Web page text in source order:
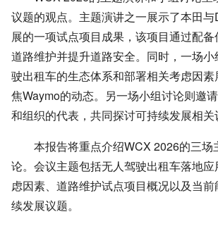
议题的观点。主题演讲之一展示了本田
展的一项试点项目成果，该项目通过配
道路维护并提升道路安全。同时，一场
驶出租车的生态体系和部署相关考虑因
焦Waymo的动态。另一场小组讨论则邀
和组织的代表，共同探讨可持续发展相关
本报告将重点介绍WCX 2026的三场
论。会议主题包括无人驾驶出租车落地
虑因素、道路维护试点项目概况以及当
续发展议题。